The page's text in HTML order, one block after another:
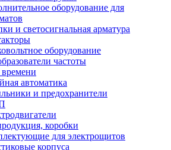
оборудование для
и светосигнальная арматура
оборудование
частоты
времени
автоматика
и предохранители
коробки
для электрощитов
корпуса